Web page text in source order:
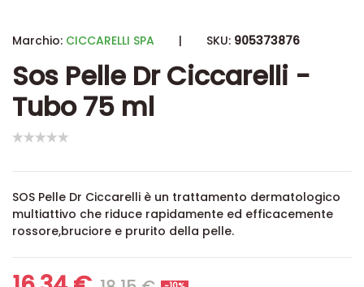
Marchio: CICCARELLI SPA | SKU: 905373876
Sos Pelle Dr Ciccarelli -
Tubo 75 ml
SOS Pelle Dr Ciccarelli è un trattamento dermatologico
multiattivo che riduce rapidamente ed efficacemente
rossore,bruciore e prurito della pelle.